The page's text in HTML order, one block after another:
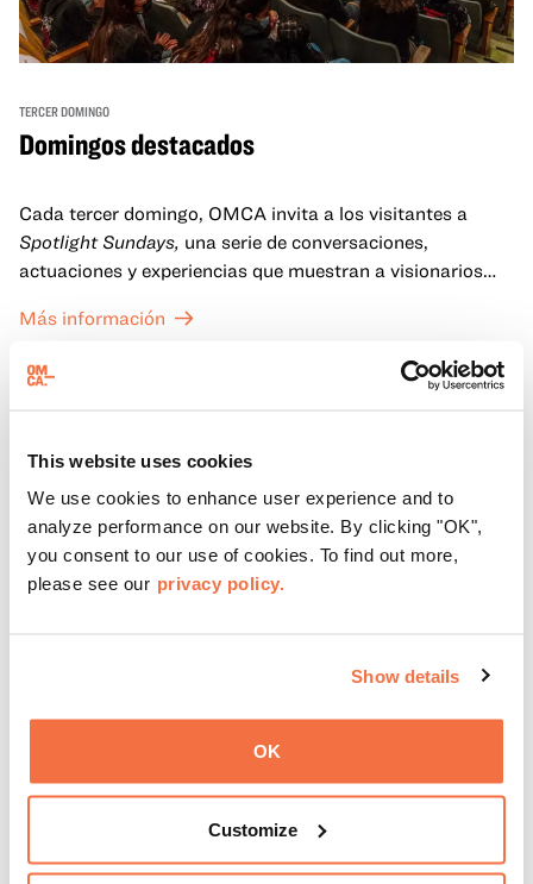
This website uses cookies
We use cookies to enhance user experience and to
analyze performance on our website. By clicking "OK",
you consent to our use of cookies. To find out more,
please see our privacy policy.
Show details
OK
Customize
TERCER DOMINGO
Domingos destacados
Cada tercer domingo, OMCA invita a los visitantes a
Spotlight Sundays, una serie de conversaciones,
actuaciones y experiencias que muestran a visionarios
Más información
PRIMEROS DOMINGOS
Primeros domingos